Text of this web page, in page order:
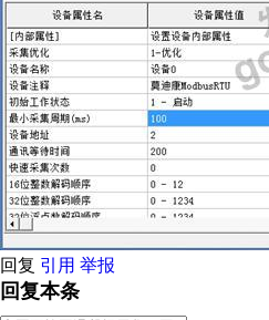
回复 引用 举报
回复本条